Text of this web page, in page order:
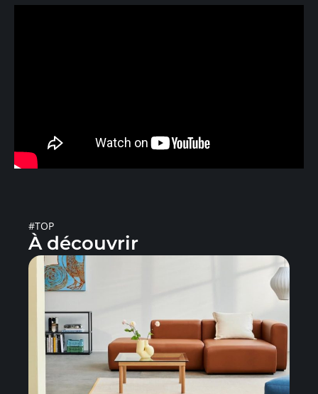
#TOP
À découvrir